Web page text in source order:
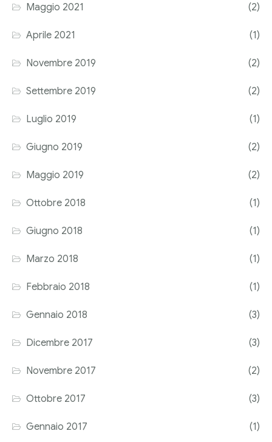
Maggio 2021 (2)
Aprile 2021 (1)
Novembre 2019 (2)
Settembre 2019 (2)
Luglio 2019 (1)
Giugno 2019 (2)
Maggio 2019 (2)
Ottobre 2018 (1)
Giugno 2018 (1)
Marzo 2018 (1)
Febbraio 2018 (1)
Gennaio 2018 (3)
Dicembre 2017 (3)
Novembre 2017 (2)
Ottobre 2017 (3)
Gennaio 2017 (1)